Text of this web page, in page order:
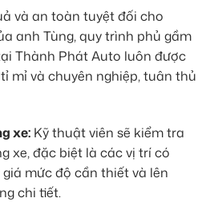
và an toàn tuyệt đối cho
anh Tùng, quy trình phủ gầm
Thành Phát Auto luôn được
mỉ và chuyên nghiệp, tuân thủ
xe:Kỹ thuật viên sẽ kiểm tra
xe, đặc biệt là các vị trí có
mức độ cần thiết và lên
chi tiết.